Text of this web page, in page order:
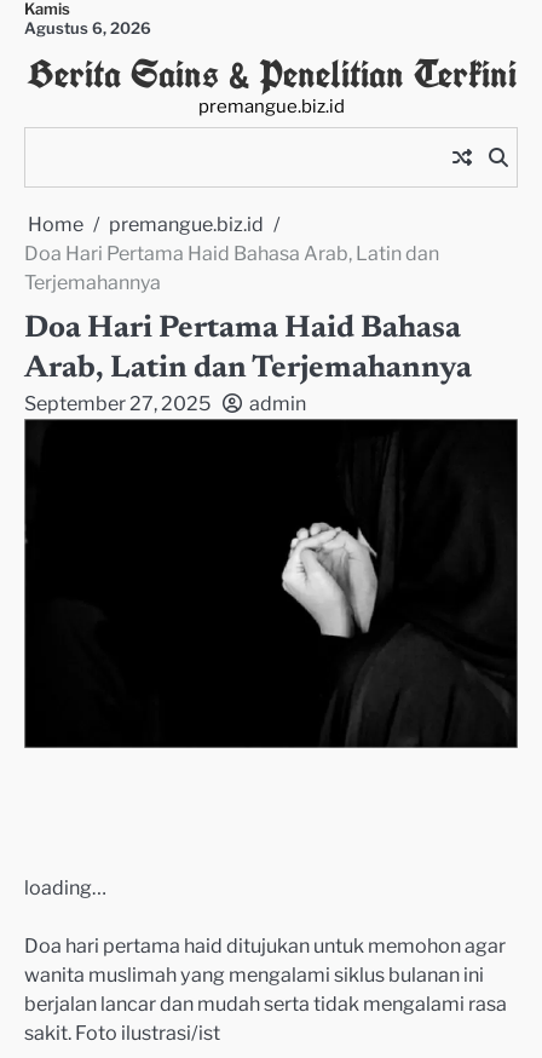
Skip
content
Kamis
Agustus 6, 2026
Berita Sains & Penelitian Terkini
premangue.biz.id
Home
premangue.biz.id
Doa Hari Pertama Haid Bahasa Arab, Latin dan
Terjemahannya
Doa Hari Pertama Haid Bahasa
Arab, Latin dan Terjemahannya
September 27, 2025 admin
loading…
Doa hari pertama haid ditujukan untuk memohon agar
wanita muslimah yang mengalami siklus bulanan ini
berjalan lancar dan mudah serta tidak mengalami rasa
sakit. Foto ilustrasi/ist